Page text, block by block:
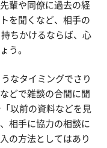
輩や同僚に過去の経
を聞くなど、相手の
ちかけるならば、心
う。
なタイミングでさり
どで雑談の合間に聞
以前の資料などを見
相手に協力の相談に
の方法としてはあり